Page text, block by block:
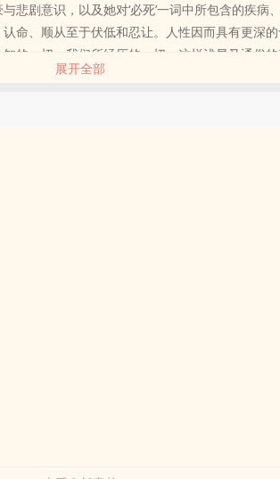
悲剧意识，以及她对‘必死’一词中所包含的疾病
命、顺从至于伏低和忍让。人性因而具有更深
的一切，我们所经历的一切，这样浅显又通俗
会，非典型圣母，救赎与被救赎仅是权力嬉戏式
三观，女本位社会不是父权社会的镜像，本文
，影响人物塑造。2、作者能力有限，无法满足
可在评论区自由补充。3、受众群体较小，题材
展开全部